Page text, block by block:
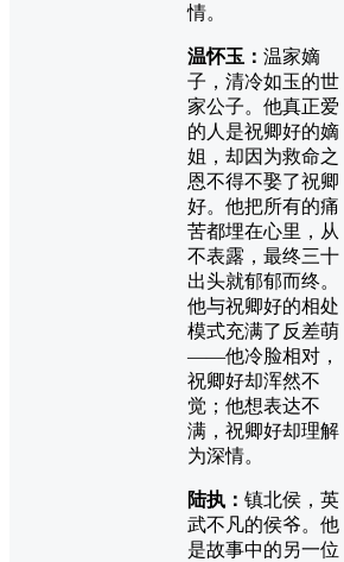
情。
温怀玉： 温家嫡
子，清冷如玉的世
家公子。他真正爱
的人是祝卿好的嫡
姐，却因为救命之
恩不得不娶了祝卿
好。他把所有的痛
苦都埋在心里，从
不表露，最终三十
出头就郁郁而终。
他与祝卿好的相处
模式充满了反差萌
——他冷脸相对，
祝卿好却浑然不
觉；他想表达不
满，祝卿好却理解
为深情。
陆执： 镇北侯，英
武不凡的侯爷。他
是故事中的另一位